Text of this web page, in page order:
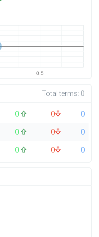
0.5
Total terms: 0
0 0
0
0 0
0
0 0 0